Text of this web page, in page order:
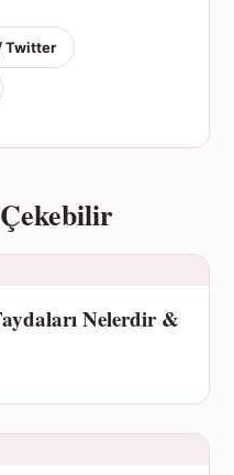
Twitter
Nelerdir &